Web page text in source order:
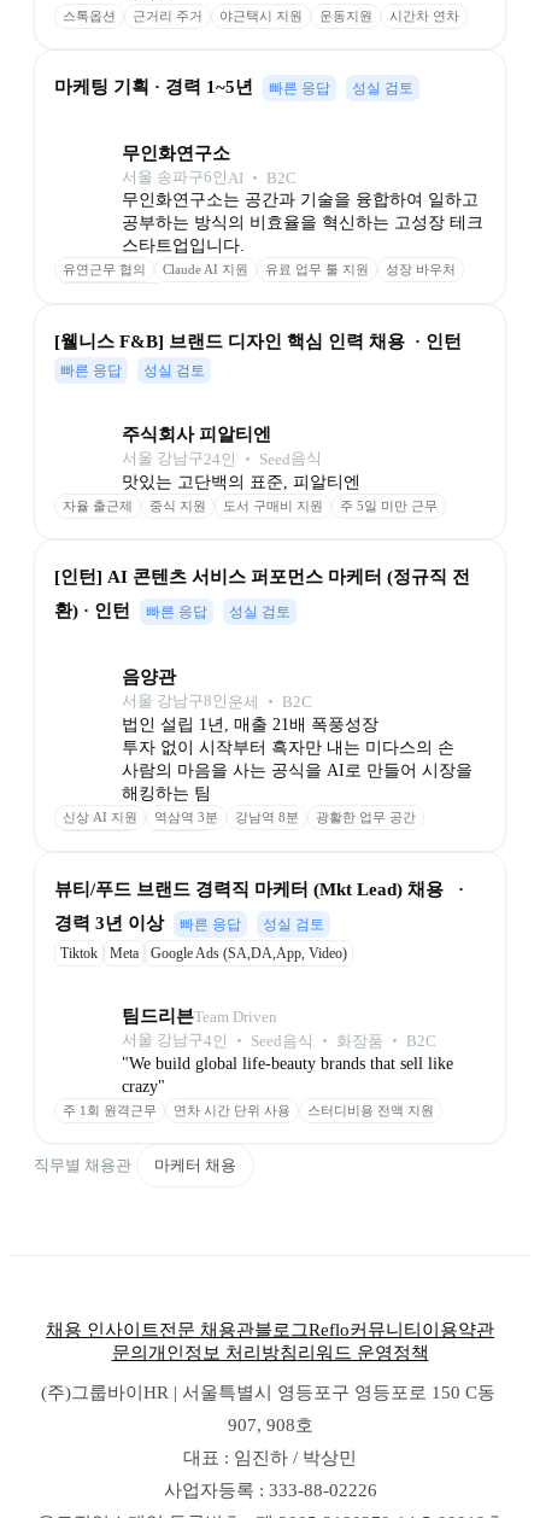
스톡옵션 근거리 주거 야근택시 지원 운동지원 시간차 연차
마케팅 기획 · 경력 1~5년 빠른 응답 성실 검토
무인화연구소
서울 송파구6인 AI ‧ B2C
무인화연구소는 공간과 기술을 융합하여 일하고
공부하는 방식의 비효율을 혁신하는 고성장 테크
스타트업입니다.
유연근무 협의 Claude AI 지원 유료 업무 툴 지원
성장 바우처
[웰니스 F&B] 브랜드 디자인 핵심 인력 채용  · 인턴
빠른 응답 성실 검토
주식회사 피알티엔
서울 강남구24인 ‧ Seed음식
맛있는 고단백의 표준, 피알티엔
자율 출근제 중식 지원 도서 구매비 지원 주 5일 미만 근무
[인턴] AI 콘텐츠 서비스 퍼포먼스 마케터 (정규직 전
환) · 인턴
빠른 응답 성실 검토
음양관
서울 강남구8인 운세 ‧ B2C
법인 설립 1년, 매출 21배 폭풍성장
투자 없이 시작부터 흑자만 내는 미다스의 손
사람의 마음을 사는 공식을 AI로 만들어 시장을
해킹하는 팀
신상 AI 지원 역삼역 3분 강남역 8분
광활한 업무 공간
뷰티/푸드 브랜드 경력직 마케터 (Mkt Lead) 채용   ·
경력 3년 이상
빠른 응답
성실 검토
Tiktok
Meta Google Ads (SA,DA,App, Video)
팀드리븐Team Driven
서울 강남구4인 ‧ Seed음식 ‧ 화장품 ‧ B2C
"We build global life-beauty brands that sell like
crazy"
주 1회 원격근무 연차 시간 단위 사용 스터디비용 전액 지원
직무별 채용관 마케터 채용
채용 인사이트전문 채용관블로그Reflo커뮤니티 이용약관
문의 개인정보 처리방침리워드 운영정책
(주)그룹바이HR | 서울특별시 영등포구 영등포로 150 C동
907, 908호
대표 : 임진하 / 박상민
사업자등록 : 333-88-02226